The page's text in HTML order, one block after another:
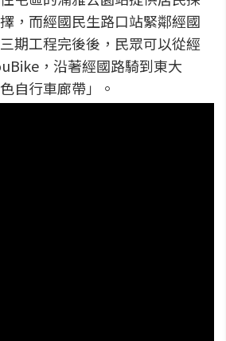
，而經國民生路口站緊鄰經國
期工程完後後，民眾可以從經
，沿著經國路騎到東大
自行車廊帶」。